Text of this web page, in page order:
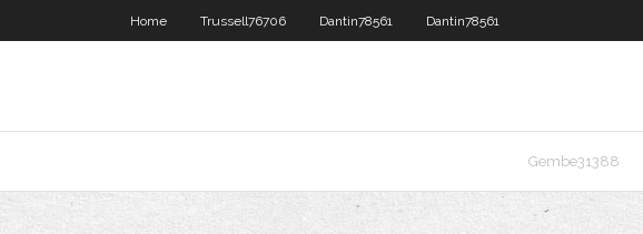
Home Trussell76706 Dantin78561 Dantin78561
Gembe31388